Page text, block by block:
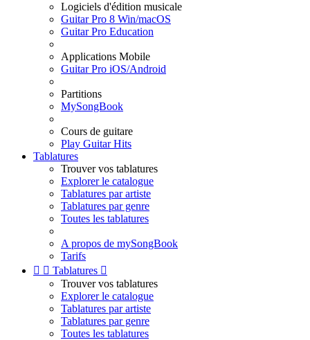
Logiciels d'édition musicale
Guitar Pro 8 Win/macOS
Guitar Pro Education
Applications Mobile
Guitar Pro iOS/Android
Partitions
MySongBook
Cours de guitare
Play Guitar Hits
Tablatures
Trouver vos tablatures
Explorer le catalogue
Tablatures par artiste
Tablatures par genre
Toutes les tablatures
A propos de mySongBook
Tarifs
  Tablatures 
Trouver vos tablatures
Explorer le catalogue
Tablatures par artiste
Tablatures par genre
Toutes les tablatures